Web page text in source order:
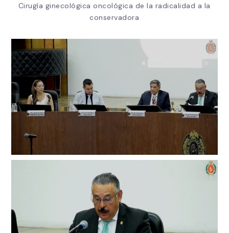
Cirugía ginecológica oncológica de la radicalidad a la
conservadora